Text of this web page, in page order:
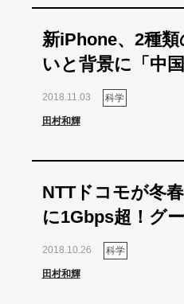
新iPhone、2種
いと背景に「中
2018.11.03 科学
田村和輝
NTTドコモが冬
に1Gbps超！グ
2018.10.26 科学
田村和輝